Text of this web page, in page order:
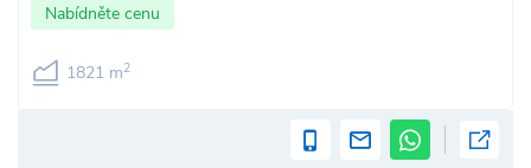
Nabídněte cenu
1821 m2